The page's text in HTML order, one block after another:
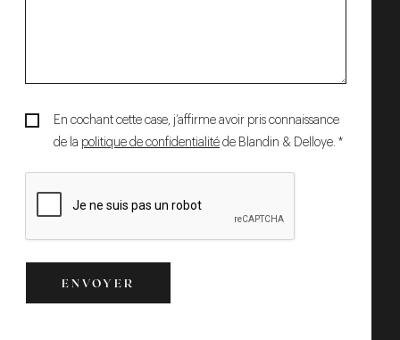
En cochant cette case, j’affirme avoir pris connaissance
de la politique de confidentialité de Blandin & Delloye. *
ENVOYER
ENVOYER